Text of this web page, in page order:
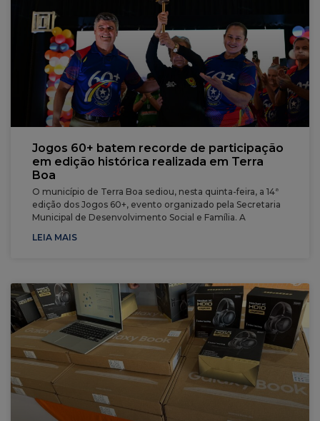
Jogos 60+ batem recorde de participação
em edição histórica realizada em Terra
Boa
O município de Terra Boa sediou, nesta quinta-feira, a 14ª
edição dos Jogos 60+, evento organizado pela Secretaria
Municipal de Desenvolvimento Social e Família. A
LEIA MAIS